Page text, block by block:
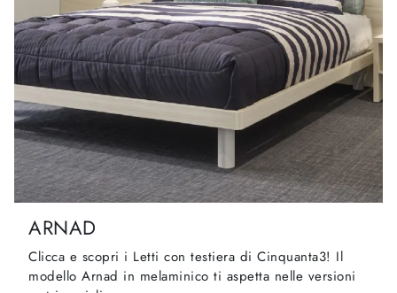
ARNAD
Clicca e scopri i Letti con testiera di Cinquanta3! Il
modello Arnad in melaminico ti aspetta nelle versioni